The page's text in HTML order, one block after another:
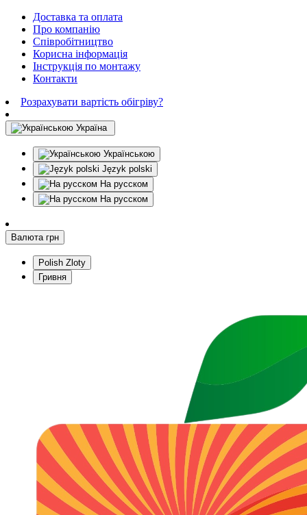
Доставка та оплата
Про компанію
Співробітництво
Корисна інформація
Інструкція по монтажу
Контакти
Розрахувати вартість обігріву?
Україна
Українською
Język polski
На русском
На русском
Валюта грн
Polish Zloty
Гривня